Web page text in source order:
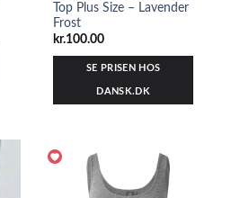
Top Plus Size – Lavender
Frost
kr.100.00
SE PRISEN HOS
DANSK.DK